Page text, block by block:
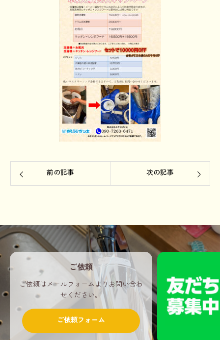
前の記事 次の記事
ご依頼
ご依頼はメールフォームよりお問い合わ
せください。
ご依頼フォーム